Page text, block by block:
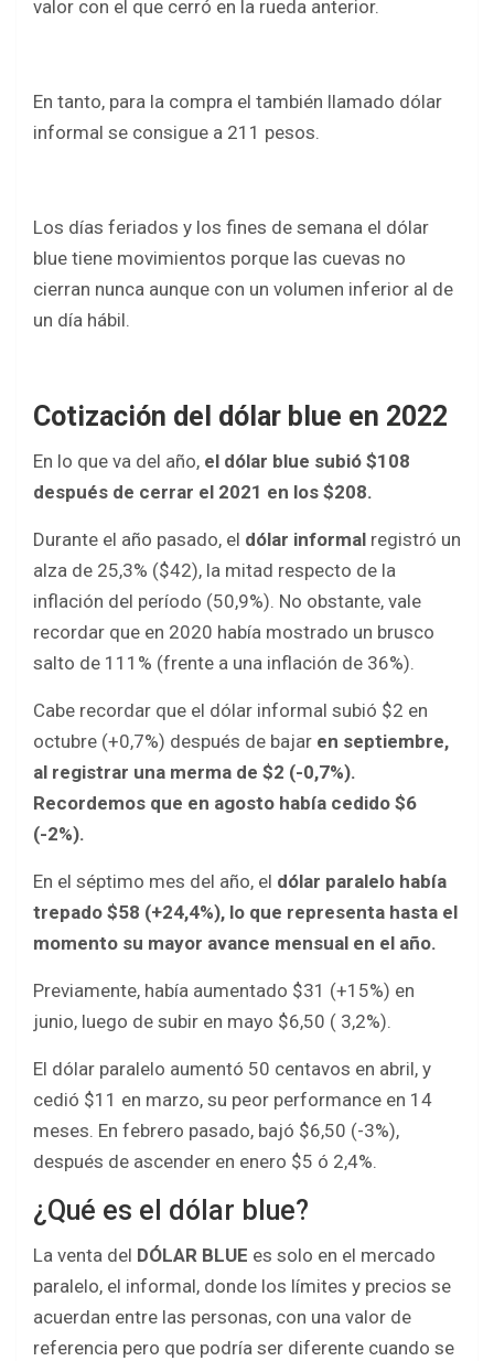
k
p
valor con el que cerró en la rueda anterior.
En tanto, para la compra el también llamado dólar
informal se consigue a 211 pesos.
Los días feriados y los fines de semana el dólar
blue tiene movimientos porque las cuevas no
cierran nunca aunque con un volumen inferior al de
un día hábil.
Cotización del dólar blue en 2022
En lo que va del año, el dólar blue subió $108
después de cerrar el 2021 en los $208.
Durante el año pasado, el dólar informal registró un
alza de 25,3% ($42), la mitad respecto de la
inflación del período (50,9%). No obstante, vale
recordar que en 2020 había mostrado un brusco
salto de 111% (frente a una inflación de 36%).
Cabe recordar que el dólar informal subió $2 en
octubre (+0,7%) después de bajar en septiembre,
al registrar una merma de $2 (-0,7%).
Recordemos que en agosto había cedido $6
(-2%).
En el séptimo mes del año, el dólar paralelo había
trepado $58 (+24,4%), lo que representa hasta el
momento su mayor avance mensual en el año.
Previamente, había aumentado $31 (+15%) en
junio, luego de subir en mayo $6,50 ( 3,2%).
El dólar paralelo aumentó 50 centavos en abril, y
cedió $11 en marzo, su peor performance en 14
meses. En febrero pasado, bajó $6,50 (-3%),
después de ascender en enero $5 ó 2,4%.
¿Qué es el dólar blue?
La venta del DÓLAR BLUE es solo en el mercado
paralelo, el informal, donde los límites y precios se
acuerdan entre las personas, con una valor de
referencia pero que podría ser diferente cuando se